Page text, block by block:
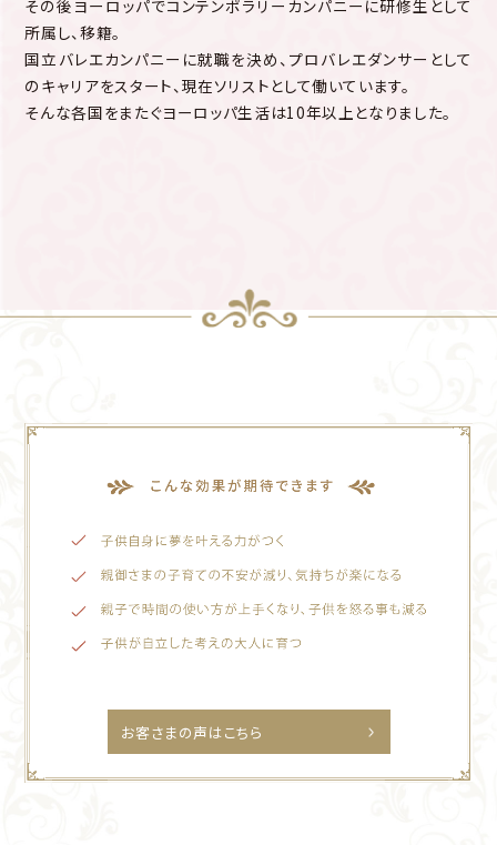
その後ヨーロッパでコンテンポラリーカンパニーに研修生として
所属し、移籍。
国立バレエカンパニーに就職を決め、プロバレエダンサーとして
のキャリアをスタート、現在ソリストとして働いています。
そんな各国をまたぐヨーロッパ生活は10年以上となりました。
お客さまの声はこちら